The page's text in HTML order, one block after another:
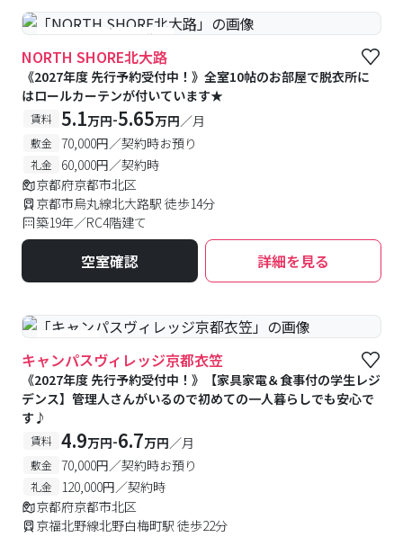
#予約受付中 #空室待ち
NORTH SHORE北大路
《2027年度 先行予約受付中！》全室10帖のお部屋で脱衣所に
はロールカーテンが付いています★
賃料 5.1万円-5.65万円／月
敷金 70,000円／契約時お預り
礼金
60,000円／契約時
京都府京都市北区
京都市烏丸線北大路駅 徒歩14分
築19年／RC4階建て
空室確認 詳細を見る
#食事付き
キャンパスヴィレッジ京都衣笠
《2027年度 先行予約受付中！》【家具家電＆食事付の学生レジ
デンス】管理人さんがいるので初めての一人暮らしでも安心で
す♪
賃料 4.9万円-6.7万円／月
敷金 70,000円／契約時お預り
礼金
120,000円／契約時
京都府京都市北区
京福北野線北野白梅町駅 徒歩22分